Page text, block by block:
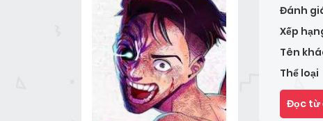
Đánh
Xếp
Tên
Thể loại
Đọc từ